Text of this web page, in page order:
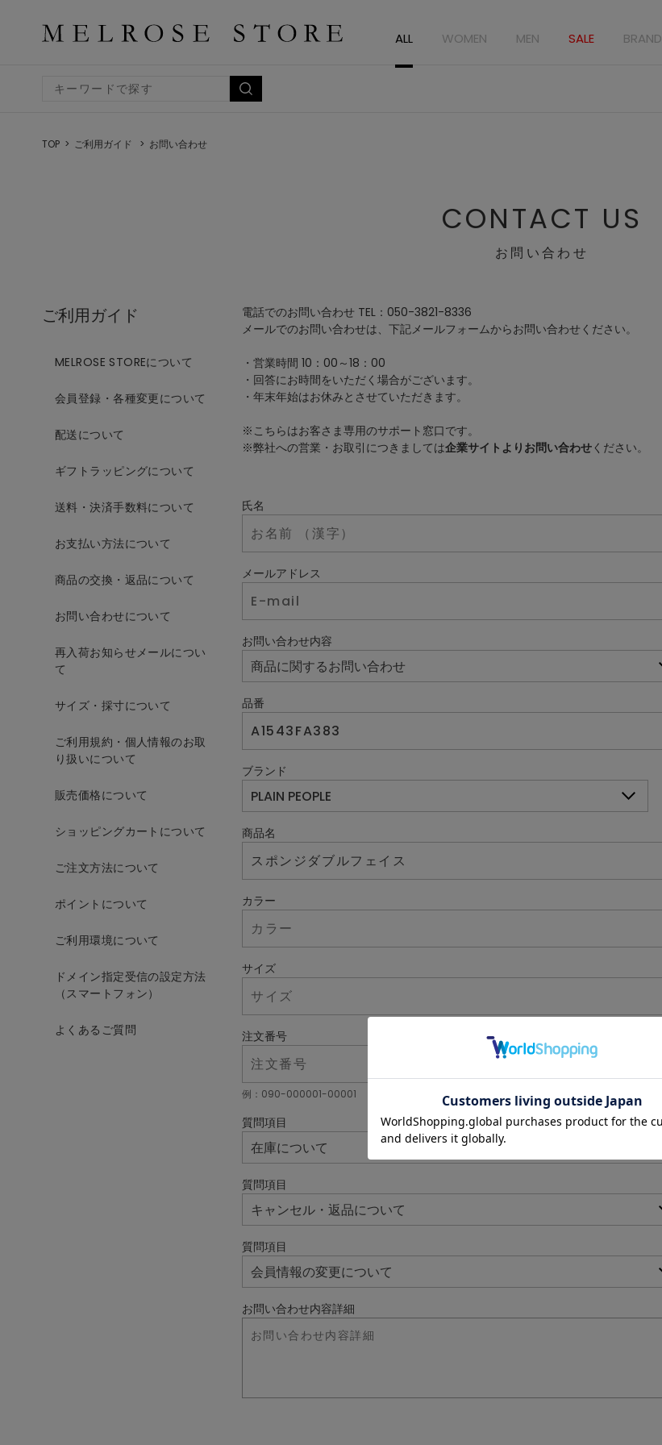
ALL WOMEN MEN SALE BRAND
TOP ご利用ガイド お問い合わせ
CONTACT US
お問い合わせ
ご利用ガイド
MELROSE STOREについて
会員登録・各種変更について
配送について
ギフトラッピングについて
送料・決済手数料について
お支払い方法について
商品の交換・返品について
お問い合わせについて
再入荷お知らせメールについ
て
サイズ・採寸について
ご利用規約・個人情報のお取
り扱いについて
販売価格について
ショッピングカートについて
ご注文方法について
ポイントについて
ご利用環境について
ドメイン指定受信の設定方法
（スマートフォン）
よくあるご質問
電話でのお問い合わせ TEL：050-3821-8336
メールでのお問い合わせは、下記メールフォームからお問い合わせください。
・営業時間 10：00～18：00
・回答にお時間をいただく場合がございます。
・年末年始はお休みとさせていただきます。
※こちらはお客さま専用のサポート窓口です。
※弊社への営業・お取引につきましては企業サイトよりお問い合わせください。
氏名
メールアドレス
お問い合わせ内容
品番
ブランド
商品名
カラー
サイズ
注文番号
例：090-000001-00001
質問項目
質問項目
質問項目
お問い合わせ内容詳細